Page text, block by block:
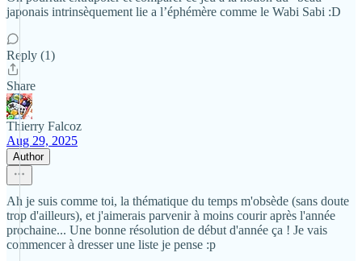
japonais intrinsèquement lie a l’éphémère comme le Wabi Sabi :D
Reply (1)
Share
Thierry Falcoz
Aug 29, 2025
Author
Ah je suis comme toi, la thématique du temps m'obsède (sans doute
trop d'ailleurs), et j'aimerais parvenir à moins courir après l'année
prochaine... Une bonne résolution de début d'année ça ! Je vais
commencer à dresser une liste je pense :p